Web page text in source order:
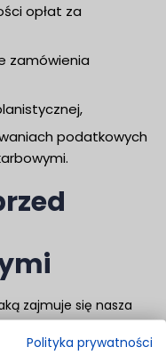
opłat za
zamówienia
podatkowych
zajmuje się nasza
w stanie nie tylko
Polityka prywatności